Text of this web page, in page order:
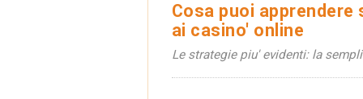
Cosa puoi
ai casino' online
Le strategie piu' evidenti: la